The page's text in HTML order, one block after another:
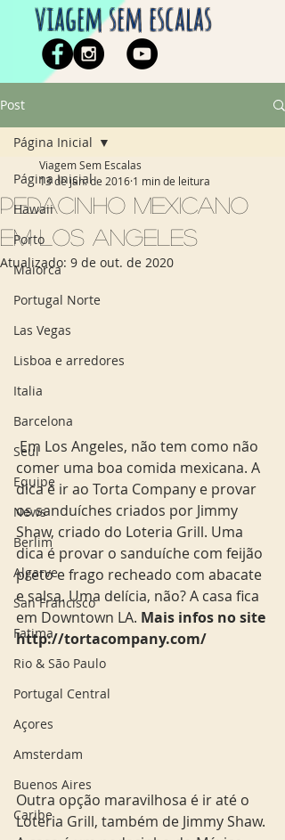
viagem sem escalas
Post
Página Inicial
Hawaii
Porto
Maiorca
Portugal Norte
Las Vegas
Lisboa e arredores
Italia
Barcelona
Seul
Equipe
News
Berlim
Algarve
San Francisco
Fatima
Rio & São Paulo
Portugal Central
Açores
Amsterdam
Buenos Aires
Caribe
Página Inicial
Pedacinho mexicano
em Los Angeles
Viagem Sem Escalas
13 de jan. de 2016 1 min de leitura
Atualizado: 9 de out. de 2020
Em Los Angeles, não tem como não
comer uma boa comida mexicana. A
dica é ir ao Torta Company e provar
os sanduíches criados por Jimmy
Shaw, criado do Loteria Grill. Uma
dica é provar o sanduíche com feijão
preto e frago recheado com abacate
e salsa. Uma delícia, não? A casa fica
em Downtown LA. Mais infos no site
http://tortacompany.com/
Outra opção maravilhosa é ir até o
Loteria Grill, também de Jimmy Shaw.